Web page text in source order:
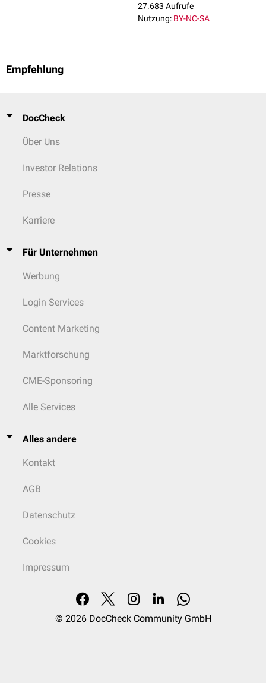
27.683 Aufrufe
Nutzung: BY-NC-SA
Empfehlung
DocCheck
Über Uns
Investor Relations
Presse
Karriere
Für Unternehmen
Werbung
Login Services
Content Marketing
Marktforschung
CME-Sponsoring
Alle Services
Alles andere
Kontakt
AGB
Datenschutz
Cookies
Impressum
© 2026 DocCheck Community GmbH